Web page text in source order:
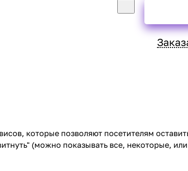
которые позволяют посетителям
(можно показывать все, некоторые,